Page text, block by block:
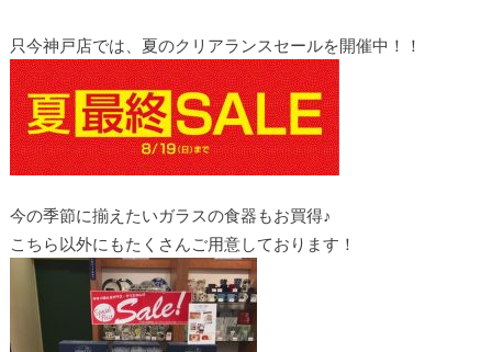
只今神戸店では、夏のクリアランスセールを開催中！！
今の季節に揃えたいガラスの食器もお買得♪
こちら以外にもたくさんご用意しております！